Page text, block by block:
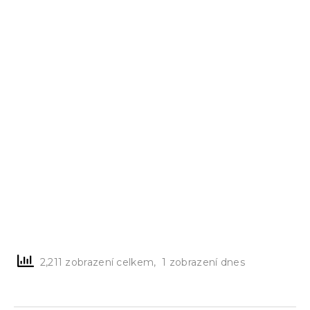
2,211 zobrazení celkem, 1 zobrazení dnes